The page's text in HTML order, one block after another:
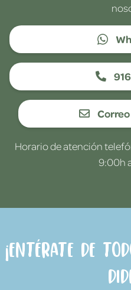
Horario de atención
9:00h
¡Entérate de